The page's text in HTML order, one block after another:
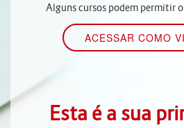
Alguns cursos podem permitir
Esta é a sua